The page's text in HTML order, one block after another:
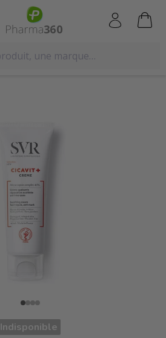
Indisponible